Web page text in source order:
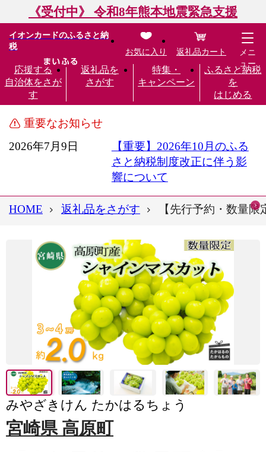
《受付中》 令和8年熊本地震緊急支援
イオンカードのふるさと納
税
応援する
自治体をさが
す
返礼品を
さがす
特集・
キャンペーン
ふるさと納税
を
はじめる
お気に入り 返礼品カート
メニ
ュー
重要なお知らせ
2026年7月9日
【重要】2026年10月のふる
さと納税制度改正に伴う影
響について
HOME 返礼品をさがす 【先行予約・数量
みやざきけん たかはるちょう
宮崎県 高原町